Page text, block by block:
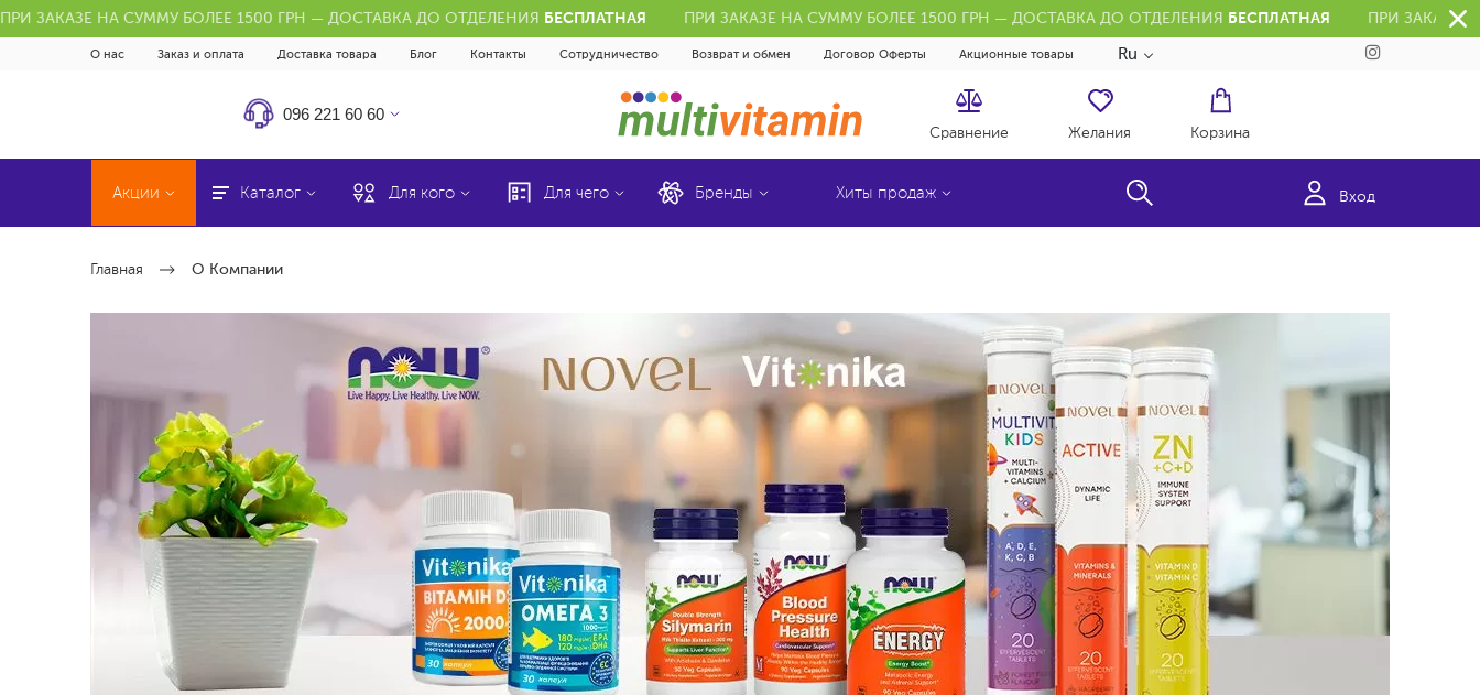
ПРИ ЗАКАЗЕ НА СУММУ БОЛЕЕ 1500 ГРН — ДОСТАВКА ДО ОТДЕЛЕНИЯ БЕСПЛАТНАЯ ПРИ ЗАКАЗЕ НА СУММУ БОЛЕЕ 1500 ГРН — ДОСТАВКА ДО ОТДЕЛЕНИЯ БЕСПЛАТНАЯ ПРИ ЗАКАЗЕ
О нас Заказ и оплата Доставка товара Блог Контакты Сотрудничество Возврат и обмен Договор Оферты Акционные товары Ru
096 221 60 60
Желания
Сравнение Корзина
Акции Каталог Для кого Для чего Бренды Хиты продаж Вход
Главная О Компании